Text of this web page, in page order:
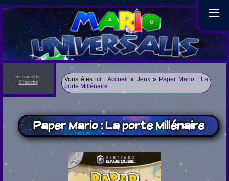
≡
Se connecter
S'inscrire
Vous êtes ici : Accueil » Jeux » Paper Mario : La
porte Millénaire
Paper Mario : La porte Millénaire